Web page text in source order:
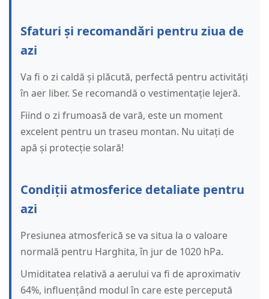
Sfaturi și recomandări pentru ziua de
azi
Va fi o zi caldă și plăcută, perfectă pentru activități
în aer liber. Se recomandă o vestimentație lejeră.
Fiind o zi frumoasă de vară, este un moment
excelent pentru un traseu montan. Nu uitați de
apă și protecție solară!
Condiții atmosferice detaliate pentru
azi
Presiunea atmosferică se va situa la o valoare
normală pentru Harghita, în jur de 1020 hPa.
Umiditatea relativă a aerului va fi de aproximativ
64%, influențând modul în care este percepută